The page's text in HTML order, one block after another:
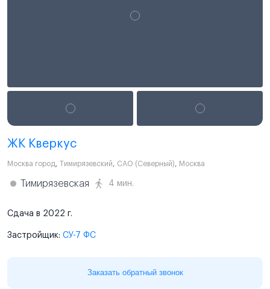
ЖК Кверкус
Москва город, Тимирязевский, САО (Северный), Москва
Тимирязевская 4 мин.
Сдача в 2022 г.
Застройщик: СУ-7 ФС
Заказать обратный звонок